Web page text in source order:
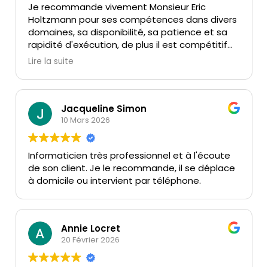
Je recommande vivement Monsieur Eric
Holtzmann pour ses compétences dans divers
domaines, sa disponibilité, sa patience et sa
rapidité d'exécution, de plus il est compétitif
en matière de prix.
Lire la suite
Jacqueline Simon
10 Mars 2026
Informaticien très professionnel et à l'écoute
de son client. Je le recommande, il se déplace
à domicile ou intervient par téléphone.
Annie Locret
20 Février 2026